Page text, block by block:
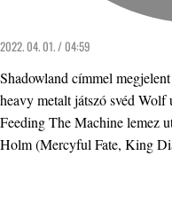
2022. 04. 01. / 04:59
Shadowland címmel
heavy metalt játszó svéd
Feeding The Machine lemez
Holm (Mercyful Fate, King